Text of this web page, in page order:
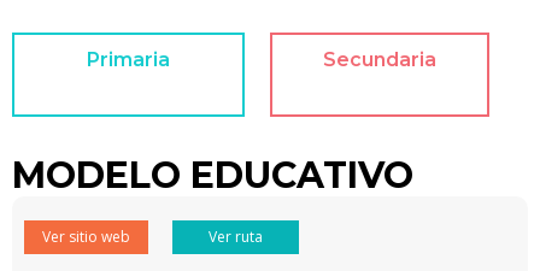
Primaria Secundaria
MODELO EDUCATIVO
Ver sitio web Ver ruta